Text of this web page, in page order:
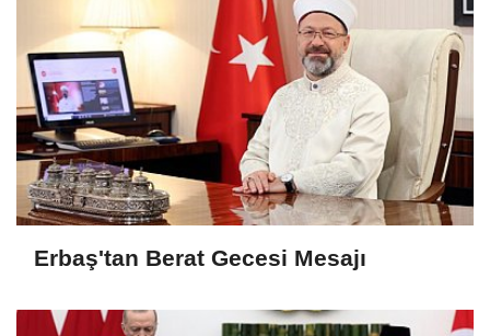
Erbaş'tan Berat Gecesi Mesajı